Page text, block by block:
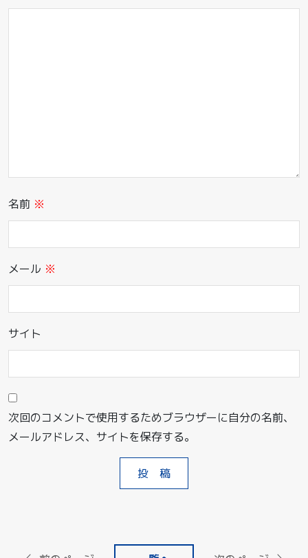
名前 ※
メール ※
サイト
次回のコメントで使用するためブラウザーに自分の名前、
メールアドレス、サイトを保存する。